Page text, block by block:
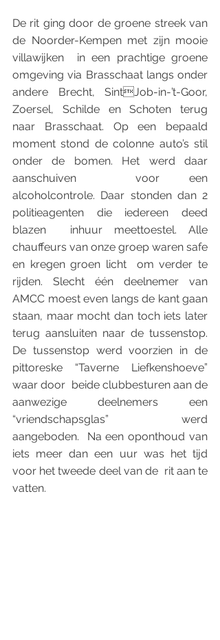
De rit ging door de groene streek van
de Noorder-Kempen met zijn mooie
villawijken  in een prachtige groene
omgeving via Brasschaat langs onder
andere Brecht, SintJob-in-’t-Goor,
Zoersel, Schilde en Schoten terug
naar Brasschaat. Op een bepaald
moment stond de colonne auto’s stil
onder de bomen. Het werd daar
aanschuiven  voor een
alcoholcontrole. Daar stonden dan 2
politieagenten die iedereen deed
blazen  inhuur meettoestel. Alle
chauffeurs van onze groep waren safe
en kregen groen licht  om verder te
rijden. Slecht één deelnemer van
AMCC moest even langs de kant gaan
staan, maar mocht dan toch iets later
terug aansluiten naar de tussenstop.
De tussenstop werd voorzien in de
pittoreske “Taverne Liefkenshoeve”
waar door  beide clubbesturen aan de
aanwezige deelnemers een
“vriendschapsglas” werd
aangeboden.  Na een oponthoud van
iets meer dan een uur was het tijd
voor het tweede deel van de  rit aan te
vatten.